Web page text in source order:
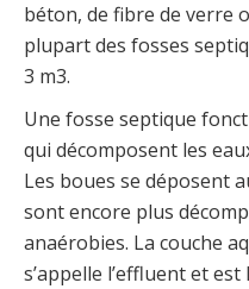
béton, de fibre de verre
plupart des fosses
3 m3.
Une fosse septique
qui décomposent les
Les boues se déposent
sont encore plus
anaérobies. La couche
s’appelle l’effluent et